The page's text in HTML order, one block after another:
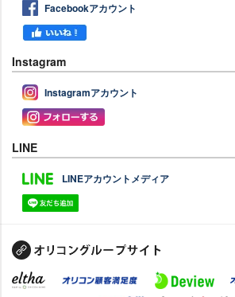
Facebookアカウント
Instagram
Instagramアカウント
LINE
LINEアカウントメディア